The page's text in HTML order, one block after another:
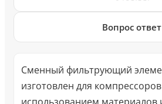
Вопрос ответ
Сменный фильтрующий
изготовлен для